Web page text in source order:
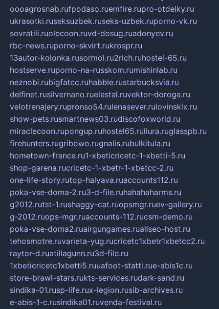
oooagrosnab.rufpodaso.ruemfire.rupro-otdelky.ru
ukrasotki.ruseksuzbek.ruseks-uzbek.ruporno-vk.ru
sovratili.ruolecoon.ruvd-dosug.ruadonyev.ru
rbc-news.ruporno-skvirt.rukrospr.ru
13autor-kolonka.rusormol.ru2rich.ruhostel-65.ru
hostserve.ruporno-na-russkom.rumishinlab.ru
neznobi.rubigfatcc.ruhabble.rustarbucksvia.ru
delfinet.rusilvernano.ruelestal.ruvektor-doroga.ru
velotrenajery.rupronso54.rulenasever.rulovinskix.ru
show-pets.rusmartnews03.rudiscofoxworld.ru
miraclecoon.rupongup.ruhostel65.ruliura.ruglasspb.ru
firehunters.rugribowo.rugnalis.rubulkitula.ru
hometown-france.ru1-xbeticricetc-1-xbetti-5.ru
shop-garena.rucricetc-1-xbetr-1-xbetcc-2.ru
one-life-story.rutop-halyava.ruaccounts112.ru
poka-vse-doma-2.ru3-d-file.ruhahahaharms.ru
g2012.rutst-1.rushaggy-cat.ruopsmgr.ruev-gallery.ru
g-2012.ruops-mgr.ruaccounts-112.rucsm-demo.ru
poka-vse-doma2.ruairgungames.ruallseo-host.ru
tehosmotre.ruvarieta-yug.rucricetc1xbetr1xbetcc2.ru
raytor-d.ruatillagunn.ru3d-file.ru
1xbeticricetc1xbetti5.ruuafoot-statti.rue-abis1c.ru
store-brawl-stars.rukts-services.rudark-sand.ru
sindika-01.rusp-life.rux-legion.rusib-archives.ru
e-abis-1-c.rusindika01.ruvenda-festival.ru